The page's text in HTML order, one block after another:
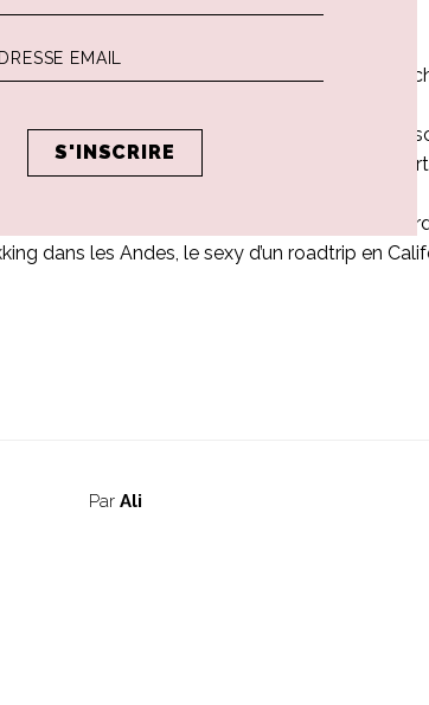
en Maremme
Maman » fermé (au lieu d’un mamaaaaa qui
mon téléphone toutes les 5 minutes
» « Auguri Diego », c’est terriblement
française fait de sacrés progrès en italien,
le sentiment encré en soi
6 mois dans les bras, Leone courant sur le
dans les Andes, le sexy d’un roadtrip en
Par Ali